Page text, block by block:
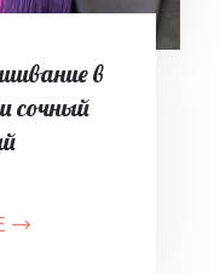
в
сочный